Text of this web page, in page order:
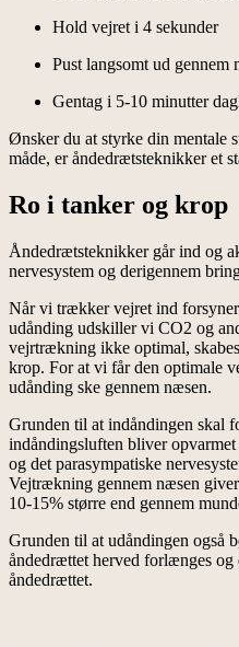
Hold vejret i 4 sekunder
Pust langsomt ud gennem
Gentag i 5-10 minutter
Ønsker du at styrke din mentale
måde, er åndedrætsteknikker et
Ro i tanker og krop
Åndedrætsteknikker går ind og
nervesystem og derigennem
Når vi trækker vejret ind
udånding udskiller vi CO2 og
vejrtrækning ikke optimal,
krop. For at vi får den optimale
udånding ske gennem næsen.
Grunden til at indåndingen skal
indåndingsluften bliver
og det parasympatiske
Vejtrækning gennem næsen
10-15% større end gennem
Grunden til at udåndingen også
åndedrættet herved forlænges og
åndedrættet.